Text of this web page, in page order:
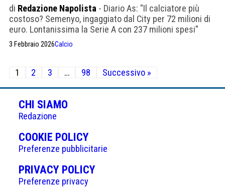
di Redazione Napolista - Diario As: "Il calciatore più
costoso? Semenyo, ingaggiato dal City per 72 milioni di
euro. Lontanissima la Serie A con 237 milioni spesi"
3 Febbraio 2026Calcio
Paginazione
degli
articoli
1 2 3 … 98 Successivo »
CHI SIAMO
Redazione
COOKIE POLICY(APRE
IN
UNA
NUOVA
Preferenze pubblicitarie
PRIVACY POLICY(APRE
Preferenze privacy